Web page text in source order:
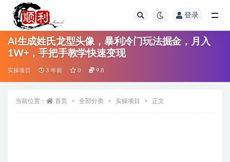
登录
AI生成姓氏龙型头像，暴利冷门玩法掘金，月入
1W+，手把手教学快速变现
实操项目 3 年前 0 9.8
当前位置： 首页 全部分类 实操项目 正文
全部